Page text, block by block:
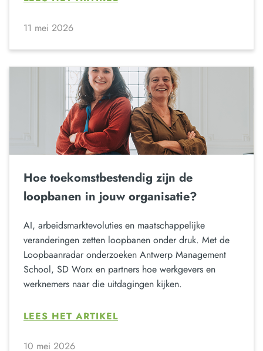
11 mei 2026
Hoe toekomstbestendig zijn de
loopbanen in jouw organisatie?
AI, arbeidsmarktevoluties en maatschappelijke
veranderingen zetten loopbanen onder druk. Met de
Loopbaanradar onderzoeken Antwerp Management
School, SD Worx en partners hoe werkgevers en
werknemers naar die uitdagingen kijken.
LEES HET ARTIKEL
10 mei 2026